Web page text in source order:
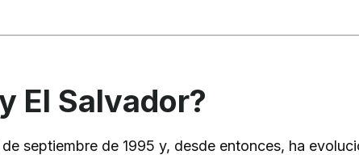
El Salvador?
septiembre de 1995 y, desde entonces, ha